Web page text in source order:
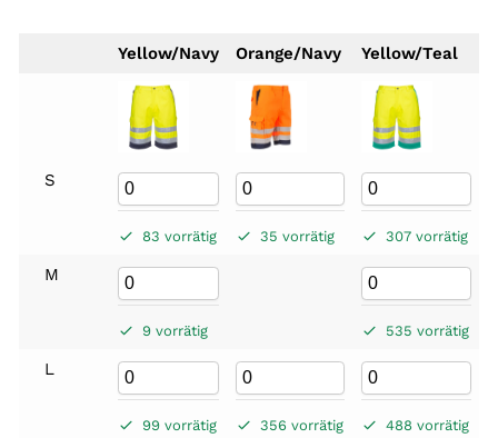
Yellow/Navy Orange/Navy Yellow/Teal
S
83 vorrätig 35 vorrätig 307 vorrätig
M
9 vorrätig 535 vorrätig
L
99 vorrätig 356 vorrätig 488 vorrätig